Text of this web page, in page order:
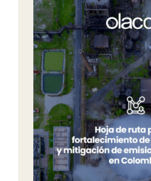
Noticias
Contacto